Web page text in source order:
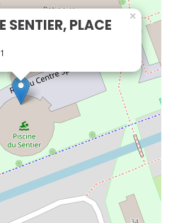
SENTIER, PLACE ×